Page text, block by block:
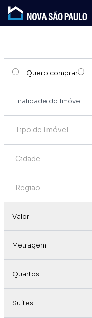
Quero comprar
Tipo de Imóvel
Cidade
Região
Valor
Metragem
Quartos
Suítes